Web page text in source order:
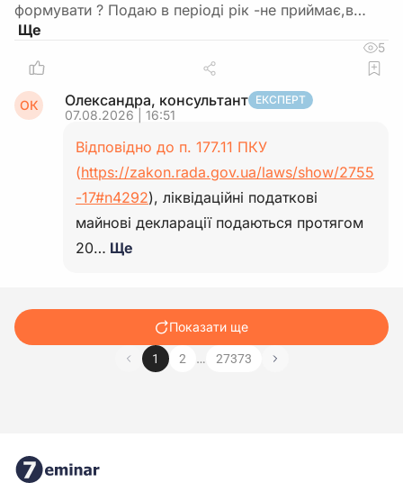
формувати ? Подаю в періоді рік -не приймає,в…
5
ОК Олександра, консультант ЕКСПЕРТ
07.08.2026 | 16:51
Відповідно до п. 177.11 ПКУ
(https://zakon.rada.gov.ua/laws/show/2755
-17#n4292), ліквідаційні податкові
майнові декларації подаються протягом
20… Ще
Показати ще
1 2 … 27373